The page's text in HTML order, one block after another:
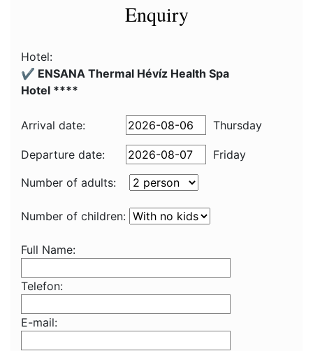
Enquiry
Hotel:
✔️ ENSANA Thermal Hévíz Health Spa
Hotel ****
Arrival date: Thursday
Departure date:
Friday
Number of adults:
Number of children:
Full Name:
Telefon:
E-mail: